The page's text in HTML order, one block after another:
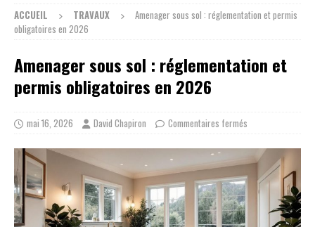
ACCUEIL TRAVAUX
Amenager sous sol : réglementation et permis
obligatoires en 2026
Amenager sous sol : réglementation et
permis obligatoires en 2026
mai 16, 2026 David Chapiron Commentaires fermés